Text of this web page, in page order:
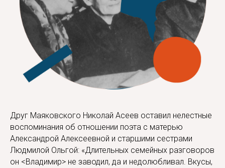
Друг Маяковского Николай Асеев оставил нелестные
воспоминания об отношении поэта с матерью
Александрой Алексеевной и старшими сестрами
Людмилой Ольгой: «Длительных семейных разговоров
он <Владимир> не заводил, да и недолюбливал. Вкусы,